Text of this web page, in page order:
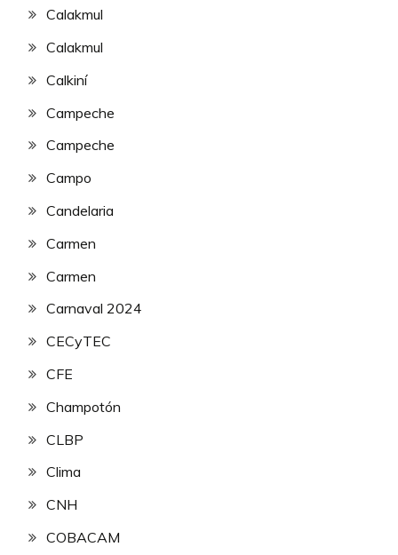
Calakmul
Calakmul
Calkiní
Campeche
Campeche
Campo
Candelaria
Carmen
Carmen
Carnaval 2024
CECyTEC
CFE
Champotón
CLBP
Clima
CNH
COBACAM